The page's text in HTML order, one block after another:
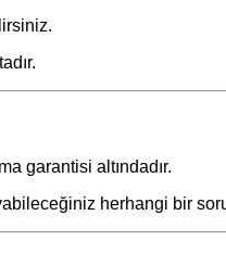
garantisi altındadır.
herhangi bir